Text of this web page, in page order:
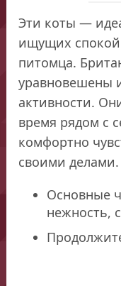
Эти коты —
ищущих
питомца.
уравновешены
активности.
время рядом с
комфортно
своими делами.
Основные
нежность,